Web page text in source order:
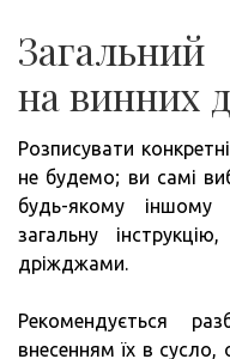
на винних
Розписувати
не будемо; ви самі
будь-якому
загальну
дріжджами.
Рекомендується
внесенням їх в